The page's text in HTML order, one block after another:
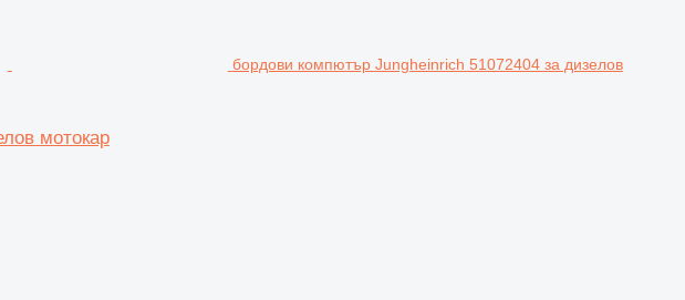
бордови компютър Jungheinrich 51072404 за дизелов
мотокар